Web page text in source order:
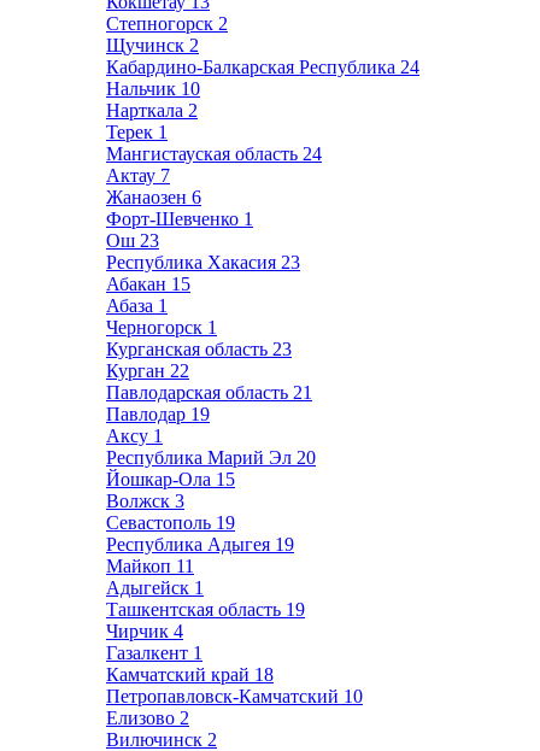
Степногорск 2
Щучинск 2
Кабардино-Балкарская Республика 24
Нальчик 10
Нарткала 2
Терек 1
Мангистауская область 24
Актау 7
Жанаозен 6
Форт-Шевченко 1
Ош 23
Республика Хакасия 23
Абакан 15
Абаза 1
Черногорск 1
Курганская область 23
Курган 22
Павлодарская область 21
Павлодар 19
Аксу 1
Республика Марий Эл 20
Йошкар-Ола 15
Волжск 3
Севастополь 19
Республика Адыгея 19
Майкоп 11
Адыгейск 1
Ташкентская область 19
Чирчик 4
Газалкент 1
Камчатский край 18
Петропавловск-Камчатский 10
Елизово 2
Вилючинск 2